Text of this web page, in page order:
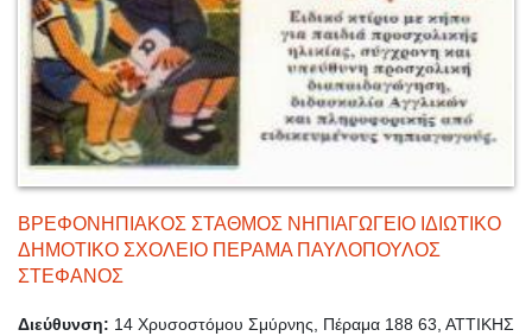
ΒΡΕΦΟΝΗΠΙΑΚΟΣ ΣΤΑΘΜΟΣ ΝΗΠΙΑΓΩΓΕΙΟ ΙΔΙΩΤΙΚΟ
ΔΗΜΟΤΙΚΟ ΣΧΟΛΕΙΟ ΠΕΡΑΜΑ ΠΑΥΛΟΠΟΥΛΟΣ
ΣΤΕΦΑΝΟΣ
Διεύθυνση: 14 Χρυσοστόμου Σμύρνης, Πέραμα 188 63, ΑΤΤΙΚΗΣ